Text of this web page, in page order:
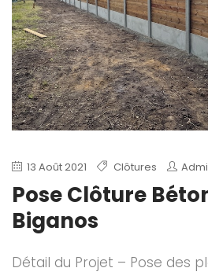
13 Août 2021 Clôtures
Pose Clôture
Biganos
Détail du Projet – Pose des